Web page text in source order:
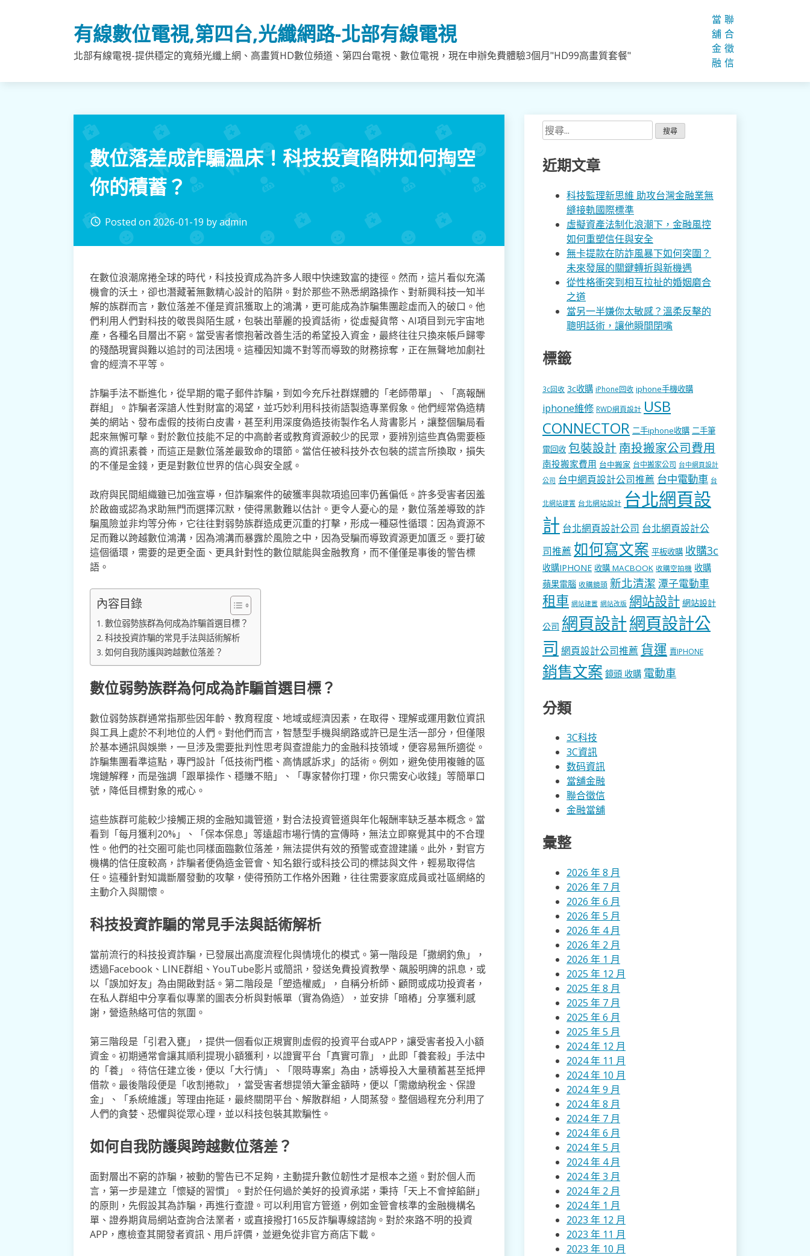
有線數位電視,第四台,光纖網路-北部有線電視
北部有線電視-提供穩定的寬頻光纖上網、高畫質HD數位頻道、第四台電視、數位電視，現在申辦免費體驗3個月"HD99高畫質套餐"
當
舖
金
融
聯
合
徵
信
數位落差成詐騙溫床！科技投資陷阱如何掏空
你的積蓄？
access_time Posted on2026-01-19 byadmin
在數位浪潮席捲全球的時代，科技投資成為許多人眼中快速致富的捷徑。然而，這片看似充滿
機會的沃土，卻也潛藏著無數精心設計的陷阱。對於那些不熟悉網路操作、對新興科技一知半
解的族群而言，數位落差不僅是資訊獲取上的鴻溝，更可能成為詐騙集團趁虛而入的破口。他
們利用人們對科技的敬畏與陌生感，包裝出華麗的投資話術，從虛擬貨幣、AI項目到元宇宙地
產，各種名目層出不窮。當受害者懷抱著改善生活的希望投入資金，最終往往只換來帳戶歸零
的殘酷現實與難以追討的司法困境。這種因知識不對等而導致的財務掠奪，正在無聲地加劇社
會的經濟不平等。
詐騙手法不斷進化，從早期的電子郵件詐騙，到如今充斥社群媒體的「老師帶單」、「高報酬
群組」。詐騙者深諳人性對財富的渴望，並巧妙利用科技術語製造專業假象。他們經常偽造精
美的網站、發布虛假的技術白皮書，甚至利用深度偽造技術製作名人背書影片，讓整個騙局看
起來無懈可擊。對於數位技能不足的中高齡者或教育資源較少的民眾，要辨別這些真偽需要極
高的資訊素養，而這正是數位落差最致命的環節。當信任被科技外衣包裝的謊言所換取，損失
的不僅是金錢，更是對數位世界的信心與安全感。
政府與民間組織雖已加強宣導，但詐騙案件的破獲率與款項追回率仍舊偏低。許多受害者因羞
於啟齒或認為求助無門而選擇沉默，使得黑數難以估計。更令人憂心的是，數位落差導致的詐
騙風險並非均等分佈，它往往對弱勢族群造成更沉重的打擊，形成一種惡性循環：因為資源不
足而難以跨越數位鴻溝，因為鴻溝而暴露於風險之中，因為受騙而導致資源更加匱乏。要打破
這個循環，需要的是更全面、更具針對性的數位賦能與金融教育，而不僅僅是事後的警告標
語。
內容目錄
數位弱勢族群為何成為詐騙首選目標？
科技投資詐騙的常見手法與話術解析
如何自我防護與跨越數位落差？
數位弱勢族群為何成為詐騙首選目標？
數位弱勢族群通常指那些因年齡、教育程度、地域或經濟因素，在取得、理解或運用數位資訊
與工具上處於不利地位的人們。對他們而言，智慧型手機與網路或許已是生活一部分，但僅限
於基本通訊與娛樂，一旦涉及需要批判性思考與查證能力的金融科技領域，便容易無所適從。
詐騙集團看準這點，專門設計「低技術門檻、高情感訴求」的話術。例如，避免使用複雜的區
塊鏈解釋，而是強調「跟單操作、穩賺不賠」、「專家替你打理，你只需安心收錢」等簡單口
號，降低目標對象的戒心。
這些族群可能較少接觸正規的金融知識管道，對合法投資管道與年化報酬率缺乏基本概念。當
看到「每月獲利20%」、「保本保息」等遠超市場行情的宣傳時，無法立即察覺其中的不合理
性。他們的社交圈可能也同樣面臨數位落差，無法提供有效的預警或查證建議。此外，對官方
機構的信任度較高，詐騙者便偽造金管會、知名銀行或科技公司的標誌與文件，輕易取得信
任。這種針對知識斷層發動的攻擊，使得預防工作格外困難，往往需要家庭成員或社區網絡的
主動介入與關懷。
科技投資詐騙的常見手法與話術解析
當前流行的科技投資詐騙，已發展出高度流程化與情境化的模式。第一階段是「撒網釣魚」，
透過Facebook、LINE群組、YouTube影片或簡訊，發送免費投資教學、飆股明牌的訊息，或
以「誤加好友」為由開啟對話。第二階段是「塑造權威」，自稱分析師、顧問或成功投資者，
在私人群組中分享看似專業的圖表分析與對帳單（實為偽造），並安排「暗樁」分享獲利感
謝，營造熱絡可信的氛圍。
第三階段是「引君入甕」，提供一個看似正規實則虛假的投資平台或APP，讓受害者投入小額
資金。初期通常會讓其順利提現小額獲利，以證實平台「真實可靠」，此即「養套殺」手法中
的「養」。待信任建立後，便以「大行情」、「限時專案」為由，誘導投入大量積蓄甚至抵押
借款。最後階段便是「收割捲款」，當受害者想提領大筆金額時，便以「需繳納稅金、保證
金」、「系統維護」等理由拖延，最終關閉平台、解散群組，人間蒸發。整個過程充分利用了
人們的貪婪、恐懼與從眾心理，並以科技包裝其欺騙性。
如何自我防護與跨越數位落差？
面對層出不窮的詐騙，被動的警告已不足夠，主動提升數位韌性才是根本之道。對於個人而
言，第一步是建立「懷疑的習慣」。對於任何過於美好的投資承諾，秉持「天上不會掉餡餅」
的原則，先假設其為詐騙，再進行查證。可以利用官方管道，例如金管會核準的金融機構名
單、證券期貨局網站查詢合法業者，或直接撥打165反詐騙專線諮詢。對於來路不明的投資
APP，應檢查其開發者資訊、用戶評價，並避免從非官方商店下載。
搜
尋
關
鍵
近期文章
科技監理新思維 助攻台灣金融業無
縫接軌國際標準
虛擬資產法制化浪潮下，金融風控
如何重塑信任與安全
無卡提款在防詐風暴下如何突圍？
未來發展的關鍵轉折與新機遇
從性格衝突到相互拉扯的婚姻磨合
之道
當另一半嫌你太敏感？溫柔反擊的
聰明話術，讓他瞬間閉嘴
標籤
3c回收 3c收購 iPhone回收 iphone手機收購
iphone維修 RWD網頁設計 USB
CONNECTOR 二手iphone收購 二手筆
電回收 包裝設計 南投搬家公司費用
南投搬家費用 台中搬家 台中搬家公司 台中網頁設計
公司 台中網頁設計公司推薦 台中電動車 台
北網站建置 台北網站設計 台北網頁設
計 台北網頁設計公司 台北網頁設計公
司推薦 如何寫文案 平板收購 收購3c
收購IPHONE 收購 MACBOOK 收購空拍機 收購
蘋果電腦 收購鏡頭 新北清潔 潭子電動車
租車 網站建置 網站改版 網站設計 網站設計
公司 網頁設計網頁設計公
司 網頁設計公司推薦 貨運 賣IPHONE
銷售文案 鏡頭 收購 電動車
分類
3C科技
3C資訊
数码資訊
當舖金融
聯合徵信
金融當舖
彙整
2026 年 8 月
2026 年 7 月
2026 年 6 月
2026 年 5 月
2026 年 4 月
2026 年 2 月
2026 年 1 月
2025 年 12 月
2025 年 8 月
2025 年 7 月
2025 年 6 月
2025 年 5 月
2024 年 12 月
2024 年 11 月
2024 年 10 月
2024 年 9 月
2024 年 8 月
2024 年 7 月
2024 年 6 月
2024 年 5 月
2024 年 4 月
2024 年 3 月
2024 年 2 月
2024 年 1 月
2023 年 12 月
2023 年 11 月
2023 年 10 月